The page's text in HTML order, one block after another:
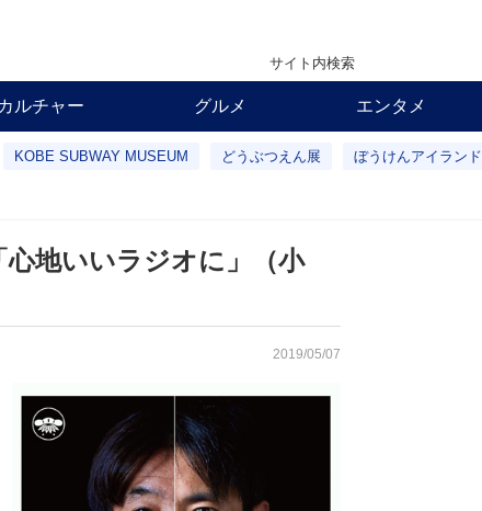
サイト内検索
カルチャー グルメ エンタメ
KOBE SUBWAY MUSEUM どうぶつえん展 ぼうけんアイランド
地いいラジオに」（小
2019/05/07